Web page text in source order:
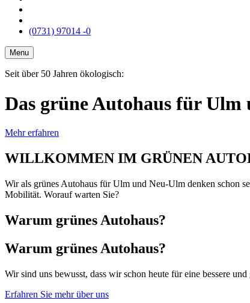
(0731) 97014 -0
Menu
Seit über 50 Jahren ökologisch:
Das grüne Autohaus für Ulm
Mehr erfahren
WILLKOMMEN IM GRÜNEN
Wir als grünes Autohaus für Ulm und Neu-Ulm denken schon
Mobilität. Worauf warten Sie?
Warum grünes Autohaus?
Warum grünes Autohaus?
Wir sind uns bewusst, dass wir schon heute für eine bessere
Erfahren Sie mehr über uns